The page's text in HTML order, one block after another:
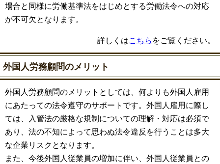
場合と同様に労働基準法をはじめとする労働法令への対応
が不可欠となります。
詳しくはこちらをご覧ください。
外国人労務顧問のメリット
外国人労務顧問のメリットとしては、何よりも外国人雇用
にあたっての法令遵守のサポートです。外国人雇用に際し
ては、入管法の厳格な規制についての理解・対応は必須で
あり、法の不知によって思わぬ法令違反を行うことは多大
な企業リスクとなります。
また、今後外国人従業員の増加に伴い、外国人従業員との